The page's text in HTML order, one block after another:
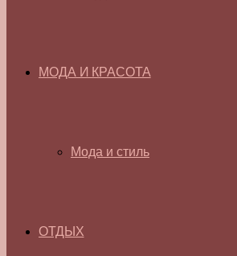
МОДА И КРАСОТА
Мода и стиль
ОТДЫХ